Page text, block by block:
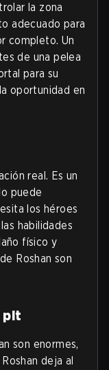
la zona
adecuado para
completo. Un
de una pelea
para su
oportunidad en
real. Es un
puede
los héroes
habilidades
físico y
Roshan son
pit
son enormes,
deja al